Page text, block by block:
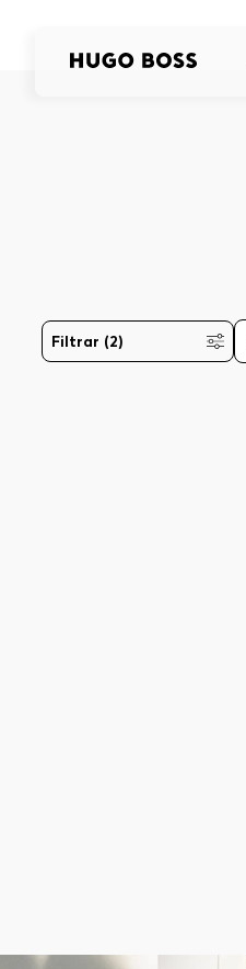
Filtrar (2)